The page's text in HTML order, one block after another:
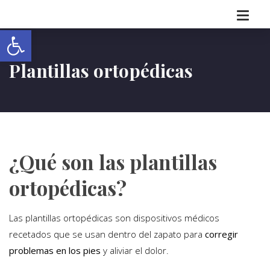
Abrir barra de herramientas
Plantillas ortopédicas
¿Qué son las plantillas
ortopédicas?
Las plantillas ortopédicas son dispositivos médicos
recetados que se usan dentro del zapato para corregir
problemas en los pies y aliviar el dolor.